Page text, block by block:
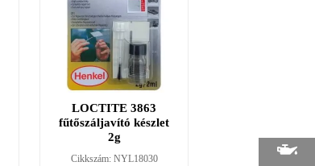
LOCTITE 3863
fűtőszáljavító készlet
2g
Cikkszám: NYL18030
szilárdságó
Cikkszám: